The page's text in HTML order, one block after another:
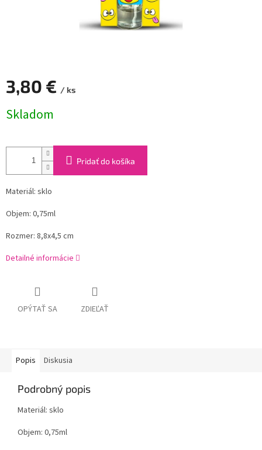
3,80 € / ks
cena:
Skladom
Pridať do košíka
Materiál: sklo
Objem: 0,75ml
Rozmer: 8,8x4,5 cm
Detailné informácie
OPÝTAŤ SA ZDIEĽAŤ
Popis Diskusia
Podrobný popis
Materiál: sklo
Objem: 0,75ml